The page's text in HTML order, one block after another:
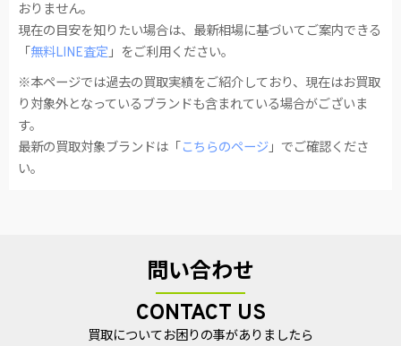
おりません。
現在の目安を知りたい場合は、最新相場に基づいてご案内できる
「 無料LINE査定」をご利用ください。
※本ページでは過去の買取実績をご紹介しており、現在はお買取
り対象外となっているブランドも含まれている場合がございま
す。
最新の買取対象ブランドは「 こちらのページ」でご確認くださ
い。
問い合わせ
CONTACT US
買取についてお困りの事がありましたら